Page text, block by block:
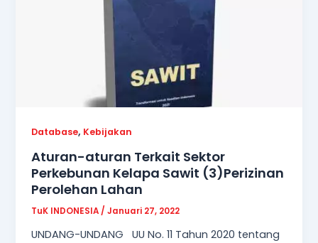
Database, Kebijakan
Aturan-aturan Terkait Sektor
Perkebunan Kelapa Sawit (3)Perizinan
Perolehan Lahan
TuK INDONESIA /Januari 27, 2022
UNDANG-UNDANG UU No. 11 Tahun 2020 tentang